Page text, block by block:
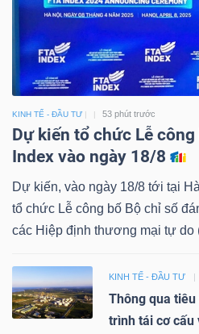
KINH TẾ - ĐẦU TƯ 53 phút trước
Dự kiến tổ chức Lễ
Index vào ngày 18/8
Dự kiến, vào ngày 18/8 tới tại
tổ chức Lễ công bố Bộ chỉ số
các Hiệp định thương mại tự do
KINH TẾ - ĐẦU TƯ
Thông qua
trình tái cơ cấu